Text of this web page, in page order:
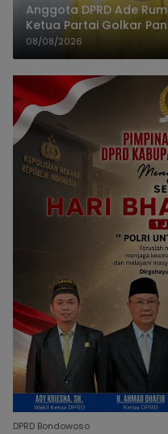
Anggota DPRD Ade
Ketua Partai Golkar
08/08/2026
DPRD Bondowoso